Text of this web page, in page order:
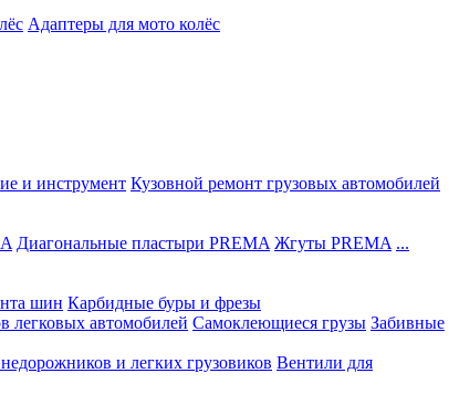
Адаптеры для мото колёс
и инструмент Кузовной ремонт грузовых автомобилей
Диагональные пластыри PREMA Жгуты PREMA ...
шин Карбидные буры и фрезы
легковых автомобилей Самоклеющиеся грузы Забивные
и легких грузовиков Вентили для